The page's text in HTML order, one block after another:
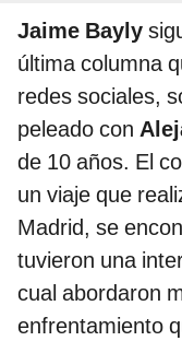
Jaime Bayly
última columna
redes sociales,
peleado con
de 10 años. El
un viaje que
Madrid, se
tuvieron una
cual abordaron
enfrentamiento